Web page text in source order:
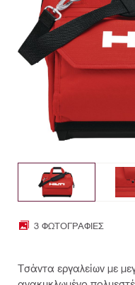
3 ΦΩΤΟΓΡΑΦΊΕΣ
Τσάντα εργαλείων με